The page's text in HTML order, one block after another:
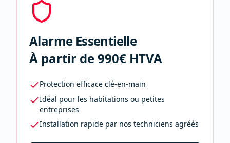
Alarme Essentielle
À partir de 990€ HTVA
Protection efficace clé-en-main
Idéal pour les habitations ou petites
entreprises
Installation rapide par nos techniciens agréés